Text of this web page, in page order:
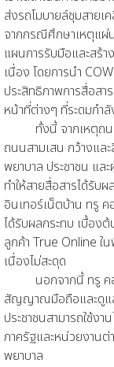
ส่งรถโมบายล์ชุมสายเ
จากกรณีศึกษาเหตุแผ่
แผนการรับมือและสร้า
เนื่อง โดยการนำ
ประสิทธิภาพการสื่อสา
หน้าที่ต่างๆ ที่ระดมกำ
ทั้งนี้ จากเหตุถนน
ถนนสามเสน กว้างแล
พยาบาล ประชาชน แล
ทำให้สายสื่อสารได้รับ
อินเทอร์เน็ตบ้าน ทรู ค
ได้รับผลกระทบ เบื้อง
ลูกค้า True Online ใ
เนื่องไม่สะดุด
นอกจากนี้ ทรู คอร์
สัญญาณมือถือและดูแล
ประชาชนสามารถใช้
ภาครัฐและหน่วยงาน
พยาบาล